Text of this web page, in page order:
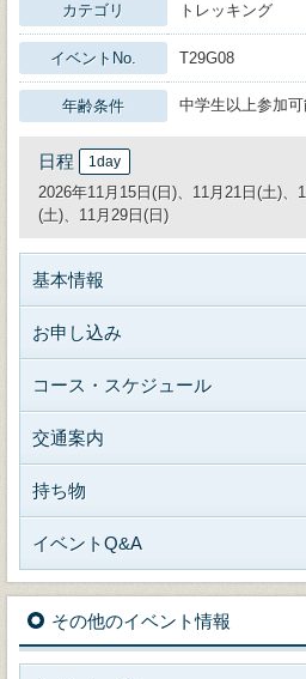
カテゴリ トレッキング
イベントNo. T29G08
年齢条件 中学生以上参加
日程 1day
2026年11月15日(日)、11月21日(土)、
(土)、11月29日(日)
基本情報
お申し込み
コース・スケジュール
交通案内
持ち物
イベントQ&A
その他のイベント情報